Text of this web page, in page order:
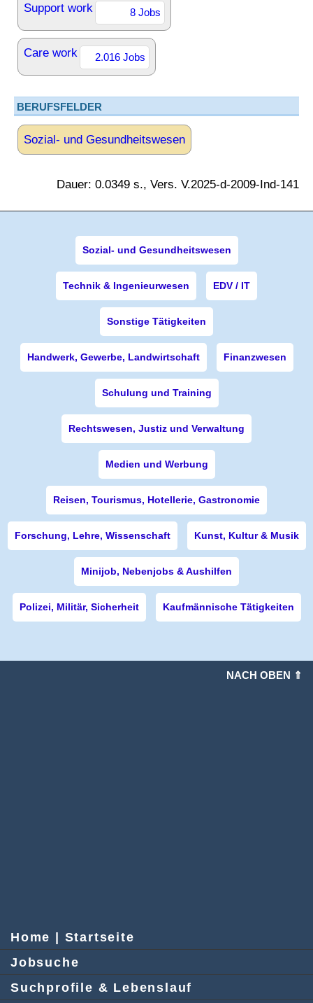
Support work 8 Jobs
Care work 2.016 Jobs
BERUFSFELDER
Sozial- und Gesundheitswesen
Dauer: 0.0349 s., Vers. V.2025-d-2009-Ind-141
Sozial- und Gesundheitswesen
Technik & Ingenieurwesen EDV / IT
Sonstige Tätigkeiten
Handwerk, Gewerbe, Landwirtschaft Finanzwesen
Schulung und Training
Rechtswesen, Justiz und Verwaltung
Medien und Werbung
Reisen, Tourismus, Hotellerie, Gastronomie
Forschung, Lehre, Wissenschaft Kunst, Kultur & Musik
Minijob, Nebenjobs & Aushilfen
Polizei, Militär, Sicherheit Kaufmännische Tätigkeiten
NACH OBEN ⇑
Home | Startseite
Jobsuche
Suchprofile & Lebenslauf